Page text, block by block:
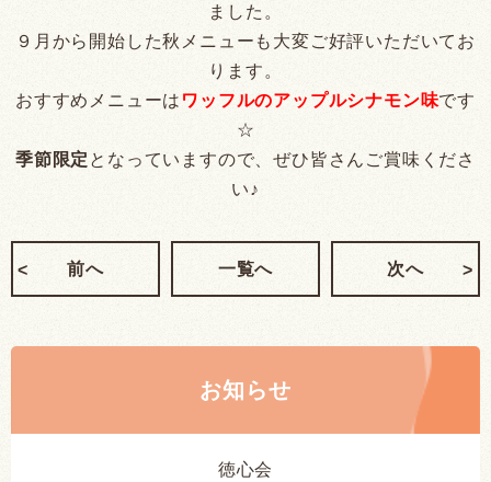
ました。
９月から開始した秋メニューも大変ご好評いただいてお
ります。
おすすめメニューは ワッフルのアップルシナモン味です
☆
季節限定 となっていますので、ぜひ皆さんご賞味くださ
い♪
前へ 一覧へ 次へ
お知らせ
徳心会